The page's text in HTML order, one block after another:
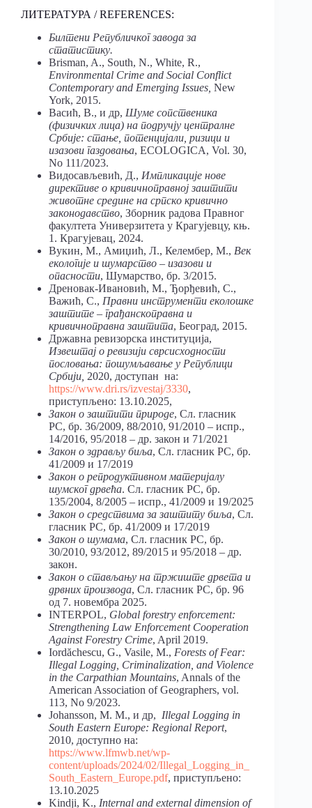
ЛИТЕРАТУРА / REFERENCES:
Билтени Републичког завода за
статистику.
Brisman, A., South, N., White, R.,
Environmental Crime and Social Conflict
Contemporary and Emerging Issues, New
York, 2015.
Васић, В., и др, Шуме сопственика
(физичких лица) на подручју централне
Србије: стање, потенцијали, ризици и
изазови газдовања, ECOLOGICA, Vol. 30,
No 111/2023.
Видосављевић, Д., Импликације нове
директиве о кривичноправној заштити
животне средине на српско кривично
законодавство, Зборник радова Правног
факултета Универзитета у Крагујевцу, књ.
1. Крагујевац, 2024.
Вукин, М., Амиџић, Л., Келембер, М., Век
екологије и шумарство – изазови и
опасности, Шумарство, бр. 3/2015.
Дреновак-Ивановић, М., Ђорђевић, С.,
Важић, С., Правни инструменти еколошке
заштите – грађанскоправна и
кривичноправна заштита, Београд, 2015.
Државна ревизорска институција,
Извештај о ревизији сврсисходности
пословања: пошумљавање у Републици
Србији, 2020, доступан на:
https://www.dri.rs/izvestaj/3330,
приступљено: 13.10.2025,
Закон о заштити природе, Сл. гласник
РС, бр. 36/2009, 88/2010, 91/2010 – испр.,
14/2016, 95/2018 – др. закон и 71/2021
Закон о здрављу биља, Сл. гласник РС, бр.
41/2009 и 17/2019
Закон о репродуктивном материјалу
шумског дрвећа. Сл. гласник РС, бр.
135/2004, 8/2005 – испр., 41/2009 и 19/2025
Закон о средствима за заштиту биља, Сл.
гласник РС, бр. 41/2009 и 17/2019
Закон о шумама, Сл. гласник РС, бр.
30/2010, 93/2012, 89/2015 и 95/2018 – др.
закон.
Закон o стављању на тржиште дрвета и
дрвних производа, Сл. гласник РС, бр. 96
од 7. новембра 2025.
INTERPOL, Global forestry enforcement:
Strengthening Law Enforcement Cooperation
Against Forestry Crime, April 2019.
Iordăchescu, G., Vasile, M., Forests of Fear:
Illegal Logging, Criminalization, and Violence
in the Carpathian Mountains, Annals of the
American Association of Geographers, vol.
113, No 9/2023.
Johansson, M. M., и др, Illegal Logging in
South Eastern Europe: Regional Report,
2010, доступно на:
https://www.lfmwb.net/wp-
content/uploads/2024/02/Illegal_Logging_in_
South_Eastern_Europe.pdf, приступљено:
13.10.2025
Kindji, K., Internal and external dimension of